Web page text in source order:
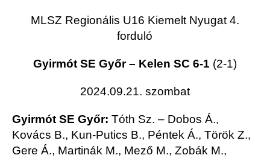
MLSZ Regionális U16 Kiemelt Nyugat 4.
forduló
Gyirmót SE Győr – Kelen SC 6-1 (2-1)
2024.09.21. szombat
Gyirmót SE Győr: Tóth Sz. – Dobos Á.,
Kovács B., Kun-Putics B., Péntek Á., Török Z.,
Gere Á., Martinák M., Mező M., Zobák M.,